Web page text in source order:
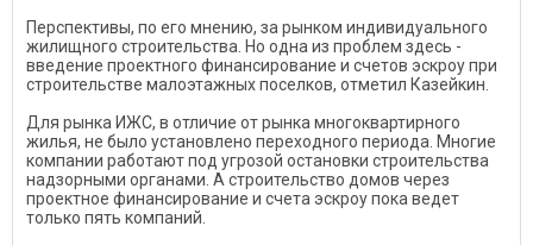
Перспективы, по его мнению, за рынком индивидуального
жилищного строительства. Но одна из проблем здесь -
введение проектного финансирование и счетов эскроу при
строительстве малоэтажных поселков, отметил Казейкин.
Для рынка ИЖС, в отличие от рынка многоквартирного
жилья, не было установлено переходного периода. Многие
компании работают под угрозой остановки строительства
надзорными органами. А строительство домов через
проектное финансирование и счета эскроу пока ведет
только пять компаний.